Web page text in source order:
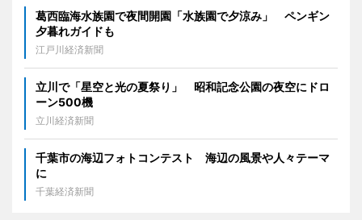
葛西臨海水族園で夜間開園「水族園で夕涼み」 ペンギン
夕暮れガイドも
江戸川経済新聞
立川で「星空と光の夏祭り」 昭和記念公園の夜空にドロ
ーン500機
立川経済新聞
千葉市の海辺フォトコンテスト 海辺の風景や人々テーマ
に
千葉経済新聞